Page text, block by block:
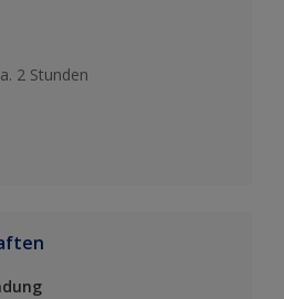
2 Stunden